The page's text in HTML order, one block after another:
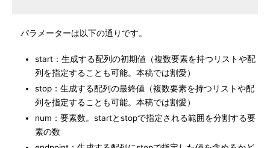
パラメーターは以下の通りです。
start：生成する配列の初期値（複数要素を持つリストや配
列を指定することも可能。本稿では割愛）
stop：生成する配列の最終値（複数要素を持つリストや配
列を指定することも可能。本稿では割愛）
num：要素数。startとstopで指定される範囲を分割する要
素の数